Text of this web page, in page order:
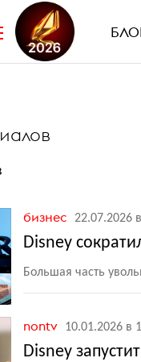
бизнес 22.07.2026
Disney
Большая часть
nontv 10.01.2026 в
Disney